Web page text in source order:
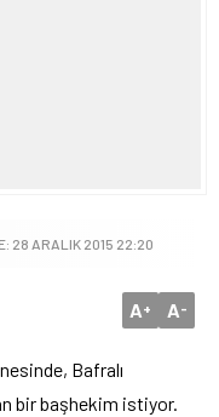
28 ARALIK 2015 22:20
A+ A-
Bafralı
bir başhekim istiyor.